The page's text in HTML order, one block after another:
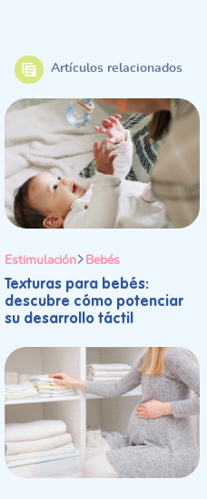
Artículos relacionados
Estimulación Bebés
Texturas para bebés:
descubre cómo potenciar
su desarrollo táctil